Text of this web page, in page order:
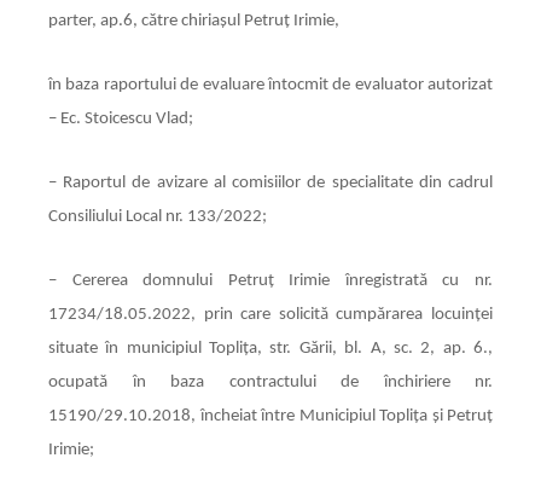
parter, ap.6, către chiriașul Petruț Irimie,
în baza raportului de evaluare întocmit de evaluator autorizat
– Ec. Stoicescu Vlad;
– Raportul de avizare al comisiilor de specialitate din cadrul
Consiliului Local nr. 133/2022;
– Cererea domnului Petruț Irimie înregistrată cu nr.
17234/18.05.2022, prin care solicită cumpărarea locuinței
situate în municipiul Toplița, str. Gării, bl. A, sc. 2, ap. 6.,
ocupată în baza contractului de închiriere nr.
15190/29.10.2018, încheiat între Municipiul Toplița și Petruț
Irimie;